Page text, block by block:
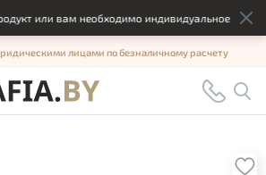
или вам необходимо индивидуальное
лицами по безналичному расчету